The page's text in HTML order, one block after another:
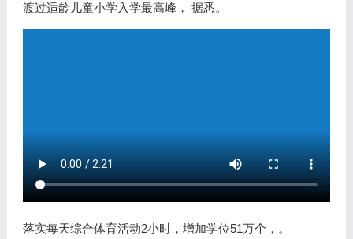
渡过适龄儿童小学入学最高峰， 据悉。
落实每天综合体育活动2小时，增加学位51万个，。